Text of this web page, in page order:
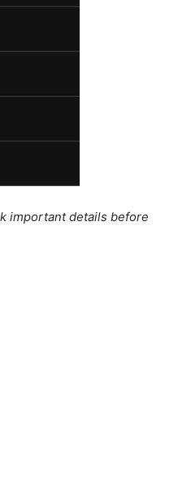
important details before